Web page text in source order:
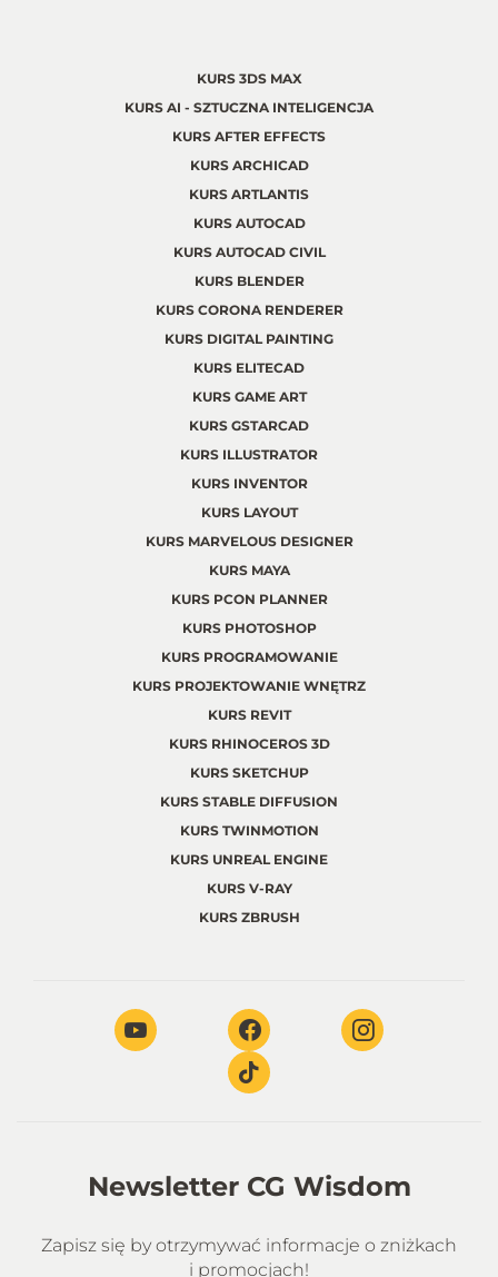
KURS 3DS MAX
KURS AI - SZTUCZNA INTELIGENCJA
KURS AFTER EFFECTS
KURS ARCHICAD
KURS ARTLANTIS
KURS AUTOCAD
KURS AUTOCAD CIVIL
KURS BLENDER
KURS CORONA RENDERER
KURS DIGITAL PAINTING
KURS ELITECAD
KURS GAME ART
KURS GSTARCAD
KURS ILLUSTRATOR
KURS INVENTOR
KURS LAYOUT
KURS MARVELOUS DESIGNER
KURS MAYA
KURS PCON PLANNER
KURS PHOTOSHOP
KURS PROGRAMOWANIE
KURS PROJEKTOWANIE WNĘTRZ
KURS REVIT
KURS RHINOCEROS 3D
KURS SKETCHUP
KURS STABLE DIFFUSION
KURS TWINMOTION
KURS UNREAL ENGINE
KURS V-RAY
KURS ZBRUSH
Newsletter CG Wisdom
Zapisz się by otrzymywać informacje o zniżkach
i promocjach!